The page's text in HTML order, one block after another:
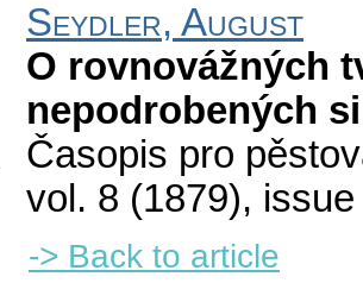
Seydler, August
O rovnovážných
nepodrobených
Časopis pro
vol. 8 (1879), issue
-> Back to article